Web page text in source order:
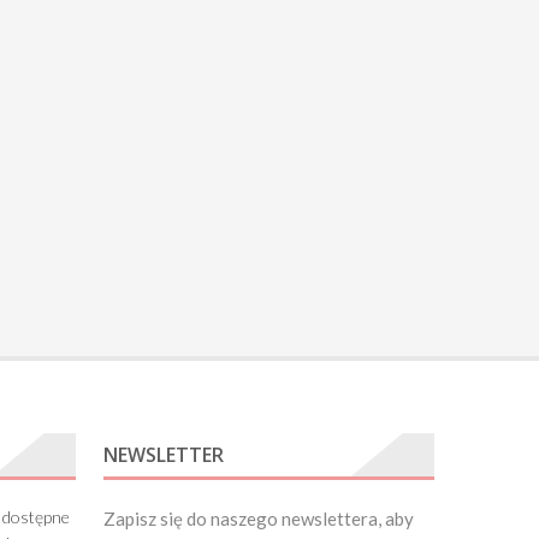
NEWSLETTER
Zapisz się do naszego newslettera, aby